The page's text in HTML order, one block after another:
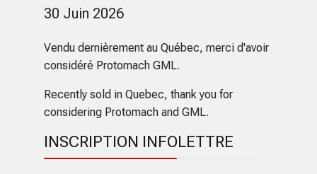
30 Juin 2026
Vendu dernièrement au Québec, merci d'avoir
considéré Protomach GML.
Recently sold in Quebec, thank you for
considering Protomach and GML.
INSCRIPTION INFOLETTRE